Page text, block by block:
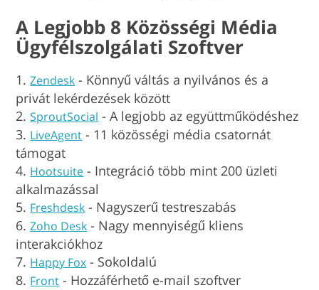
A Legjobb 8 Közösségi Média
Ügyfélszolgálati Szoftver
Zendesk - Könnyű váltás a nyilvános és a
privát lekérdezések között
SproutSocial - A legjobb az együttműködéshez
LiveAgent - 11 közösségi média csatornát
támogat
Hootsuite - Integráció több mint 200 üzleti
alkalmazással
Freshdesk - Nagyszerű testreszabás
Zoho Desk - Nagy mennyiségű kliens
interakciókhoz
Happy Fox - Sokoldalú
Front - Hozzáférhető e-mail szoftver